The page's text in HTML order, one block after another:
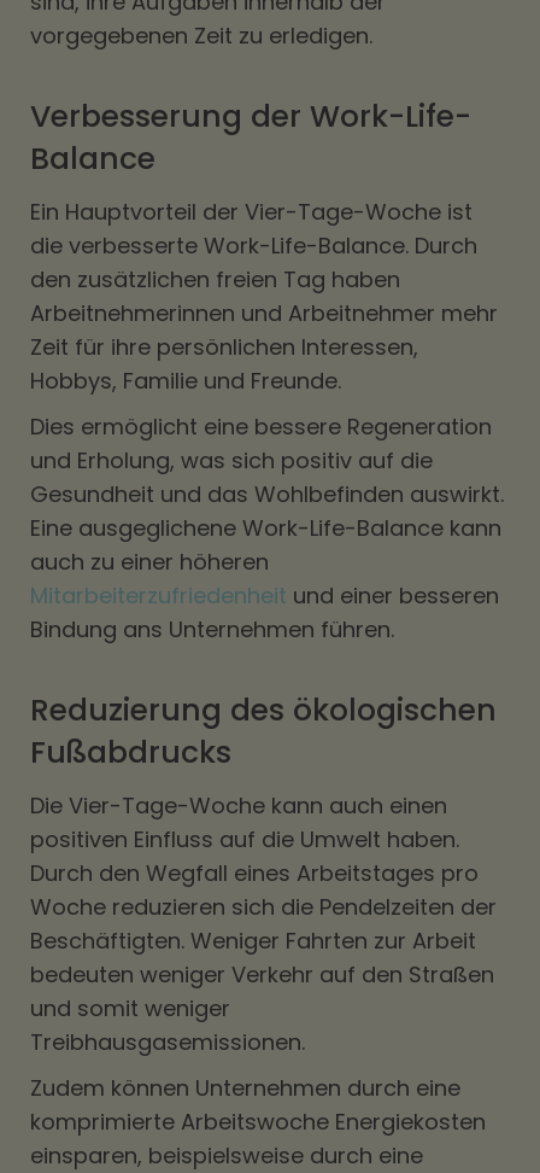
vorgegebenen Zeit zu erledigen.
Verbesserung der Work-Life-
Balance
Ein Hauptvorteil der Vier-Tage-Woche ist
die verbesserte Work-Life-Balance. Durch
den zusätzlichen freien Tag haben
Arbeitnehmerinnen und Arbeitnehmer mehr
Zeit für ihre persönlichen Interessen,
Hobbys, Familie und Freunde.
Dies ermöglicht eine bessere Regeneration
und Erholung, was sich positiv auf die
Gesundheit und das Wohlbefinden auswirkt.
Eine ausgeglichene Work-Life-Balance kann
auch zu einer höheren
Mitarbeiterzufriedenheit und einer besseren
Bindung ans Unternehmen führen.
Reduzierung des ökologischen
Fußabdrucks
Die Vier-Tage-Woche kann auch einen
positiven Einfluss auf die Umwelt haben.
Durch den Wegfall eines Arbeitstages pro
Woche reduzieren sich die Pendelzeiten der
Beschäftigten. Weniger Fahrten zur Arbeit
bedeuten weniger Verkehr auf den Straßen
und somit weniger
Treibhausgasemissionen.
Zudem können Unternehmen durch eine
komprimierte Arbeitswoche Energiekosten
einsparen, beispielsweise durch eine